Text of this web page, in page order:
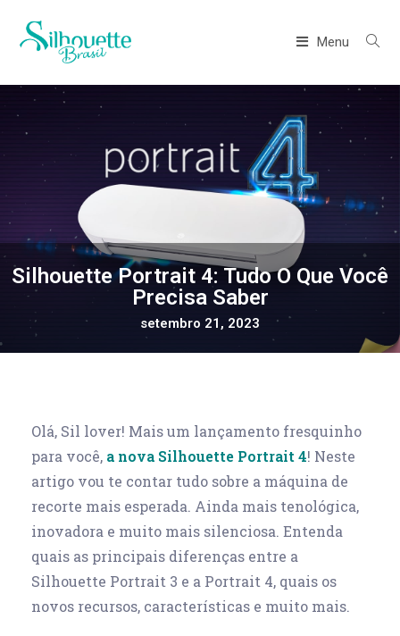
Menu
Silhouette Portrait 4: Tudo O Que Você
Precisa Saber
setembro 21, 2023
Olá, Sil lover! Mais um lançamento fresquinho
para você, a nova Silhouette Portrait 4! Neste
artigo vou te contar tudo sobre a máquina de
recorte mais esperada. Ainda mais tenológica,
inovadora e muito mais silenciosa. Entenda
quais as principais diferenças entre a
Silhouette Portrait 3 e a Portrait 4, quais os
novos recursos, características e muito mais.